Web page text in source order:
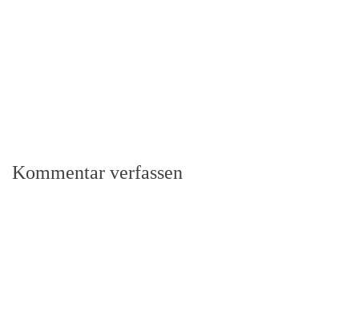
Kommentar verfassen